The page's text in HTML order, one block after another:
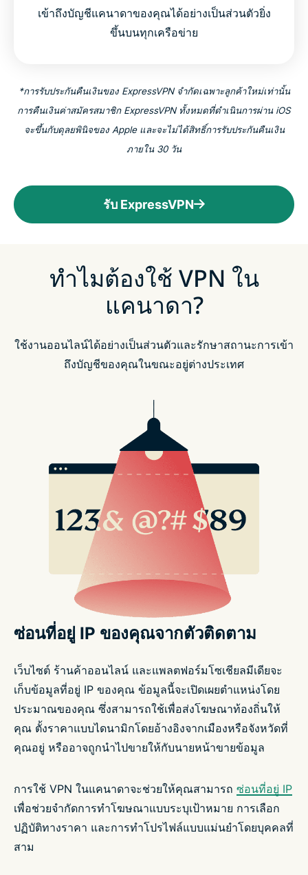
ทำไมผู้คนนับล้านถึงเลือก ExpressVPN
ExpressVPN สำหรับทุกประเทศ
ลองใช้ VPN ที่ได้รับความไว้วางใจจากชาวแคนาดาได้
เข้าถึงบัญชีแคนาดาของคุณได้อย่างเป็นส่วนตัวยิ่ง
ขึ้นบนทุกเครือข่าย
*การรับประกันคืนเงินของ ExpressVPN จำกัดเฉพาะลูกค้าใหม่เท่านั้น
การคืนเงินค่าสมัครสมาชิก ExpressVPN ทั้งหมดที่ดำเนินการผ่าน iOS
จะขึ้นกับดุลยพินิจของ Apple และจะไม่ได้สิทธิ์การรับประกันคืนเงิน
ภายใน 30 วัน
รับ ExpressVPN
ทำไมต้องใช้ VPN ใน
แคนาดา?
ใช้งานออนไลน์ได้อย่างเป็นส่วนตัวและรักษาสถานะการเข้า
ถึงบัญชีของคุณในขณะอยู่ต่างประเทศ
ซ่อนที่อยู่ IP ของคุณจากตัวติดตาม
เว็บไซต์ ร้านค้าออนไลน์ และแพลตฟอร์มโซเชียลมีเดียจะ
เก็บข้อมูลที่อยู่ IP ของคุณ ข้อมูลนี้จะเปิดเผยตำแหน่งโดย
ประมาณของคุณ ซึ่งสามารถใช้เพื่อส่งโฆษณาท้องถิ่นให้
คุณ ตั้งราคาแบบไดนามิกโดยอ้างอิงจากเมืองหรือจังหวัดที่
คุณอยู่ หรืออาจถูกนำไปขายให้กับนายหน้าขายข้อมูล
การใช้ VPN ในแคนาดาจะช่วยให้คุณสามารถ ซ่อนที่อยู่ IP
เพื่อช่วยจำกัดการทำโฆษณาแบบระบุเป้าหมาย การเลือก
ปฏิบัติทางราคา และการทำโปรไฟล์แบบแม่นยำโดยบุคคลที่
สาม